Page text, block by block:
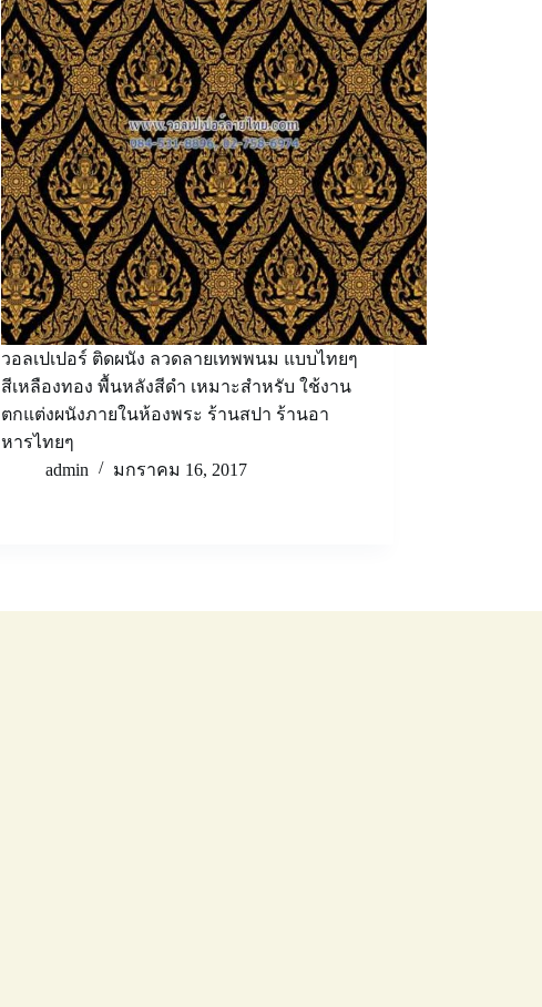
วอลเปเปอร์ ติดผนัง ลวดลายเทพพนม แบบไทยๆ
สีเหลืองทอง พื้นหลังสีดำ เหมาะสำหรับ ใช้งาน
ตกแต่งผนังภายในห้องพระ ร้านสปา ร้านอา
หารไทยๆ
admin
มกราคม 16, 2017